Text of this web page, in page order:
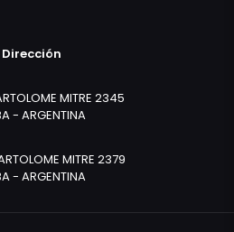
Dirección
MITRE 2345
- ARGENTINA
MITRE 2379
- ARGENTINA